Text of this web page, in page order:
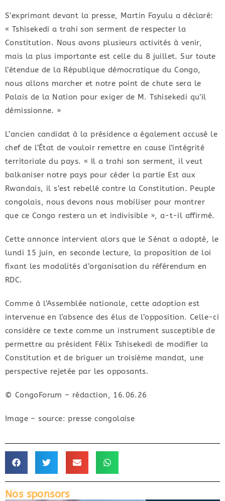
S’exprimant devant la presse, Martin Fayulu a déclaré:
« Tshisekedi a trahi son serment de respecter la
Constitution. Nous avons plusieurs activités à venir,
mais la plus importante est celle du 8 juillet. Sur toute
l’étendue de la République démocratique du Congo,
nous allons marcher et notre point de chute sera le
Palais de la Nation pour exiger de M. Tshisekedi qu’il
démissionne. »
L’ancien candidat à la présidence a également accusé le
chef de l’État de vouloir remettre en cause l’intégrité
territoriale du pays. « Il a trahi son serment, il veut
balkaniser notre pays pour céder la partie Est aux
Rwandais, il s’est rebellé contre la Constitution. Peuple
congolais, nous devons nous mobiliser pour montrer
que ce Congo restera un et indivisible », a-t-il affirmé.
Cette annonce intervient alors que le Sénat a adopté, le
lundi 15 juin, en seconde lecture, la proposition de loi
fixant les modalités d’organisation du référendum en
RDC.
Comme à l’Assemblée nationale, cette adoption est
intervenue en l’absence des élus de l’opposition. Celle-ci
considère ce texte comme un instrument susceptible de
permettre au président Félix Tshisekedi de modifier la
Constitution et de briguer un troisième mandat, une
perspective rejetée par les opposants.
© CongoForum – rédaction, 16.06.26
Image – source: presse congolaise
Nos sponsors